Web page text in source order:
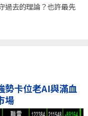
過去的理論？也許最先
勢卡位老AI與滿血
場